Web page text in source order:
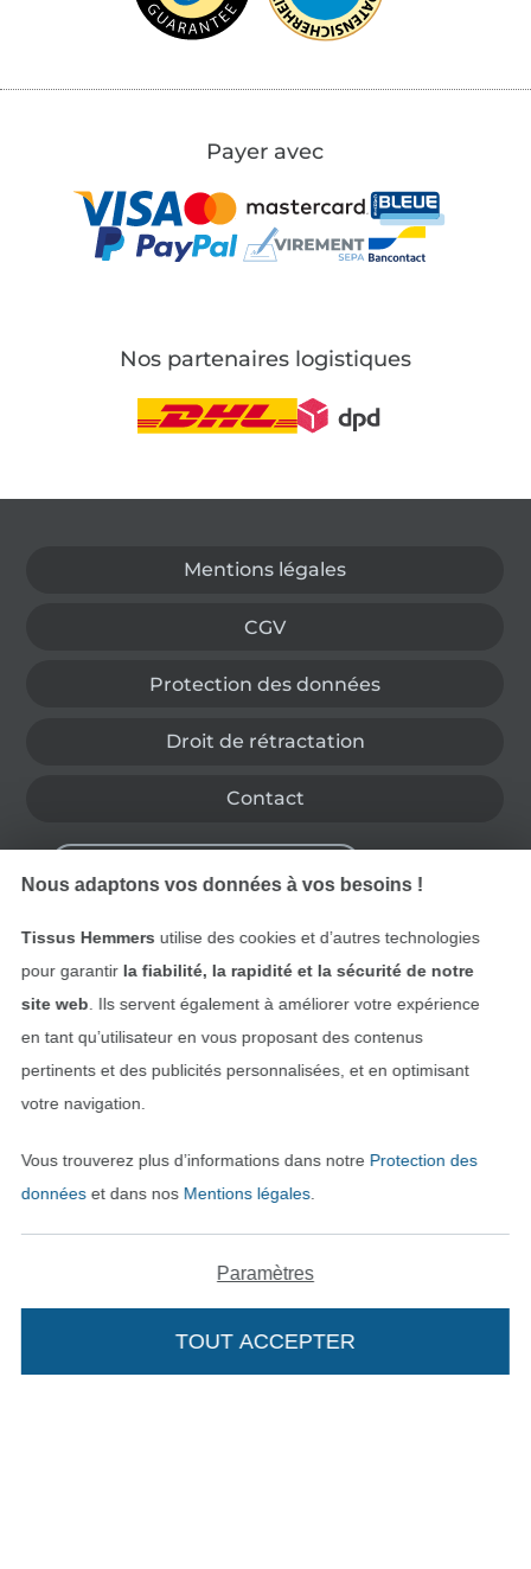
Payer avec
Nos partenaires logistiques
Mentions légales
CGV
Protection des données
Droit de rétractation
Contact
Trouvez plus d’idées
Deutsch
Nederlands
Passer à la boutique
Nous adaptons vos données à vos besoins !
Tissus Hemmers utilise des cookies et d’autres technologies
pour garantir la fiabilité, la rapidité et la sécurité de notre
site web . Ils servent également à améliorer votre expérience
en tant qu’utilisateur en vous proposant des contenus
pertinents et des publicités personnalisées, et en optimisant
votre navigation.
Vous trouverez plus d’informations dans notre Protection des
donnéeset dans nos Mentions légales.
Paramètres
TOUT ACCEPTER